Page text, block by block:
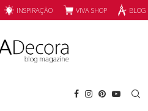
INSPIRAÇÃO VIVA SHOP